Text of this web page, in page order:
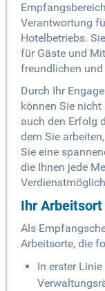
Verantwortung
Hotelbetriebs.
für Gäste und
freundlichen
Durch Ihr
können Sie nicht
auch den Erfolg
dem Sie
Sie eine
die Ihnen jede
Ihr Arbeitsort
Als
Arbeitsorte, die
In erster